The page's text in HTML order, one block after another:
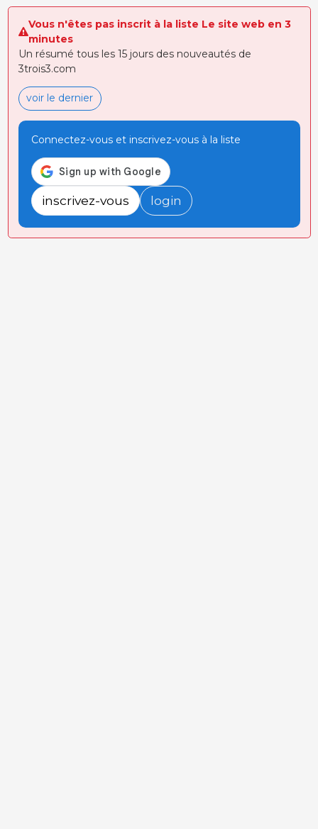
Vous n'êtes pas inscrit à la liste Le site web en 3
minutes
Un résumé tous les 15 jours des nouveautés de
3trois3.com
voir le dernier
Connectez-vous et inscrivez-vous à la liste
inscrivez-vous login